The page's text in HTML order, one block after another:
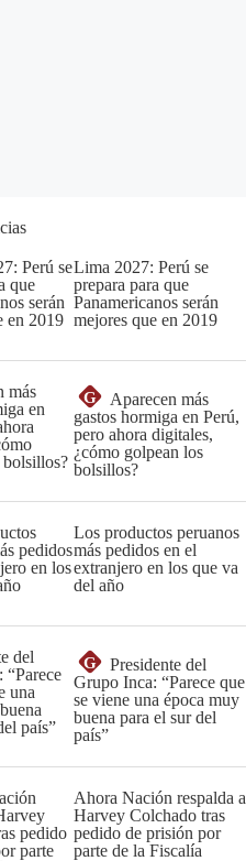
Lima 2027: Perú se
prepara para que
Panamericanos serán
mejores que en 2019
G
Aparecen más
gastos hormiga en Perú,
pero ahora digitales,
¿cómo golpean los
bolsillos?
Los productos peruanos
más pedidos en el
extranjero en los que va
del año
G
Presidente del
Grupo Inca: “Parece que
se viene una época muy
buena para el sur del
país”
Ahora Nación respalda a
Harvey Colchado tras
pedido de prisión por
parte de la Fiscalía